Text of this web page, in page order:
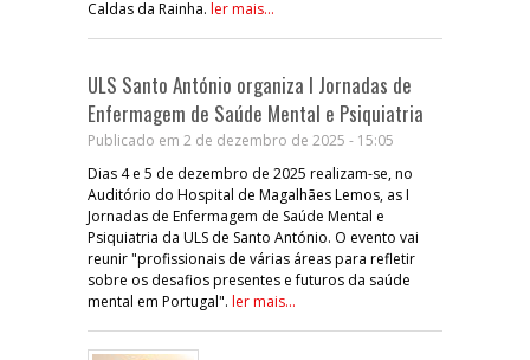
Caldas da Rainha. ler mais...
ULS Santo António organiza I Jornadas de
Enfermagem de Saúde Mental e Psiquiatria
Publicado em 2 de dezembro de 2025 - 15:05
Dias 4 e 5 de dezembro de 2025 realizam-se, no
Auditório do Hospital de Magalhães Lemos, as I
Jornadas de Enfermagem de Saúde Mental e
Psiquiatria da ULS de Santo António. O evento vai
reunir "profissionais de várias áreas para refletir
sobre os desafios presentes e futuros da saúde
mental em Portugal". ler mais...